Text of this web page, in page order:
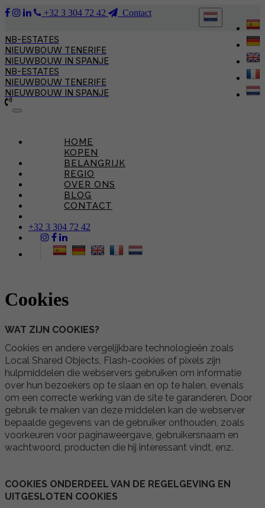
+32 3 304 72 42 Contact
NB-ESTATES
NIEUWBOUW TENERIFE
NIEUWBOUW IN SPANJE
NB-ESTATES
NIEUWBOUW TENERIFE
NIEUWBOUW IN SPANJE
Toggle
HOME
KOPEN
BELANGRIJK
REGIO
OVER ONS
BLOG
CONTACT
+32 3 304 72 42
Cookies
WAT ZIJN COOKIES?
Cookies en andere vergelijkbare technologieën zoals
Local Shared Objects, Flash-cookies of pixels zijn
hulpmiddelen die webservers gebruiken om informatie
over hun bezoekers op te slaan en op te halen, evenals
om een correcte werking van de site te garanderen. Door
gebruik te maken van deze middelen kan de webserver
bepaalde gegevens van de gebruiker onthouden, zoals
voorkeuren voor paginaweergave, gebruikersnaam en
wachtwoord, producten die hij interessant vindt, enz.
COOKIES ONDERDEEL VAN DE REGELGEVING EN
UITGESLOTEN COOKIES